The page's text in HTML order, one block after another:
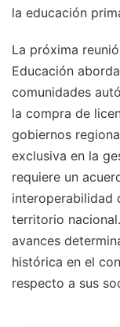
la educación
La próxima
Educación
comunidades
la compra de
gobiernos
exclusiva en la
requiere un
interoperabilidad
territorio
avances
histórica en el
respecto a sus